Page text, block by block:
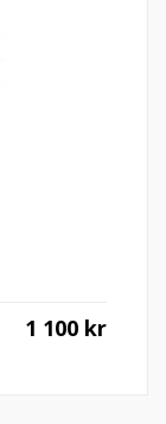
1 100 kr